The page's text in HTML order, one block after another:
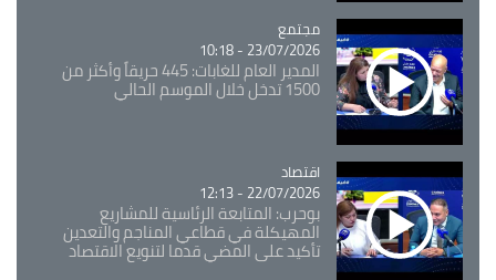
Catégorie
مجتمع
23/07/2026 - 10:18
المدير العام للغابات: 445 حريقاً وأكثر من
1500 تدخل خلال الموسم الحالي
Catégorie
اقتصاد
22/07/2026 - 12:13
بوحرب: المتابعة الرئاسية للمشاريع
المهيكلة في قطاعي المناجم والتعدين
تأكيد على المضي قدما لتنويع الاقتصاد